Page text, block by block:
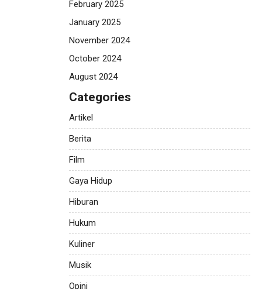
February 2025
January 2025
November 2024
October 2024
August 2024
Categories
Artikel
Berita
Film
Gaya Hidup
Hiburan
Hukum
Kuliner
Musik
Opini